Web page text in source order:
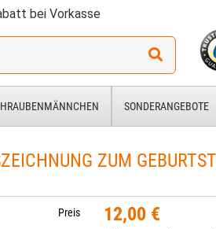
bei Vorkasse
SONDERANGEBOTE
ZUM
Preis 12,00 €